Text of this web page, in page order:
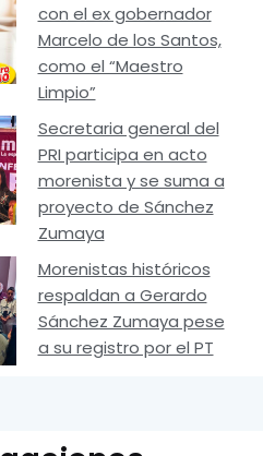
con el ex gobernador
Marcelo de los Santos,
como el “Maestro
Limpio”
Secretaria general del
PRI participa en acto
morenista y se suma a
proyecto de Sánchez
Zumaya
Morenistas históricos
respaldan a Gerardo
Sánchez Zumaya pese
a su registro por el PT